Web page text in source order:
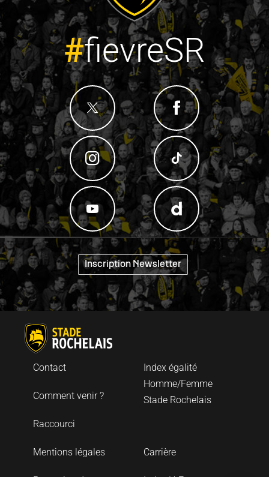
#fievreSR
Inscription Newsletter "
Index égalité
Homme/Femme
Stade Rochelais
Contact
Comment venir ?
Raccourci
Carrière
Mentions légales